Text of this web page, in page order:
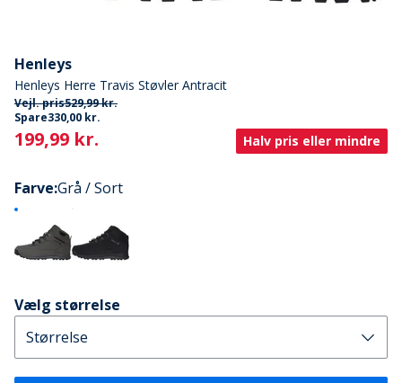
Henleys
Henleys Herre Travis Støvler Antracit
Vejl. pris529,99 kr.
Spare330,00 kr.
Current
199,99 kr. Halv pris eller mindre
Farve:Grå / Sort
Vælg størrelse